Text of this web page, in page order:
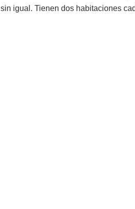
igual. Tienen dos habitaciones